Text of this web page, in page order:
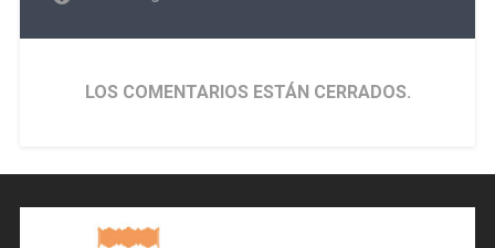
LOS COMENTARIOS ESTÁN CERRADOS.